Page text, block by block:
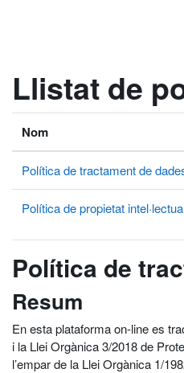
Llistat de
Nom
Política de tractament de
Política de propietat
Política de
Resum
En esta plataforma on-line es
i la Llei Orgànica 3/2018 de
l’empar de la Llei Orgànica 1/